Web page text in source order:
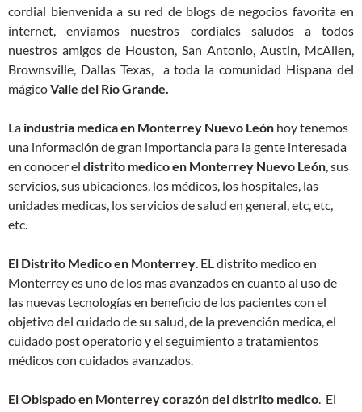
cordial bienvenida a su red de blogs de negocios favorita en
internet, enviamos nuestros cordiales saludos a todos
nuestros amigos de Houston, San Antonio, Austin, McAllen,
Brownsville, Dallas Texas, a toda la comunidad Hispana del
mágicoValle del Rio Grande.
La industria medica en Monterrey Nuevo León hoy tenemos
una información de gran importancia para la gente interesada
en conocer el distrito medico en Monterrey Nuevo León , sus
servicios, sus ubicaciones, los médicos, los hospitales, las
unidades medicas, los servicios de salud en general, etc, etc,
etc.
El Distrito Medico en Monterrey . EL distrito medico en
Monterrey es uno de los mas avanzados en cuanto al uso de
las nuevas tecnologías en beneficio de los pacientes con el
objetivo del cuidado de su salud, de la prevención medica, el
cuidado post operatorio y el seguimiento a tratamientos
médicos con cuidados avanzados.
El Obispado en Monterrey corazón del distrito medico . El